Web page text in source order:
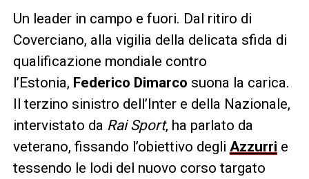
Un leader in campo e fuori. Dal ritiro di
Coverciano, alla vigilia della delicata sfida di
qualificazione mondiale contro
l’Estonia, Federico Dimarco suona la carica.
Il terzino sinistro dell’Inter e della Nazionale,
intervistato da Rai Sport, ha parlato da
veterano, fissando l’obiettivo degli Azzurri e
tessendo le lodi del nuovo corso targato